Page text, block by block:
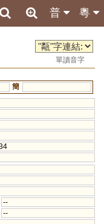
粵
普
單讀音字
簡
--
--